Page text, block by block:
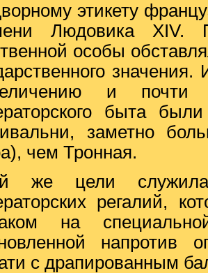
этикету
Людовика XIV.
особы
и почти
быта
заметно
чем Тронная.
же цели
регалий,
на
напротив
с драпированным